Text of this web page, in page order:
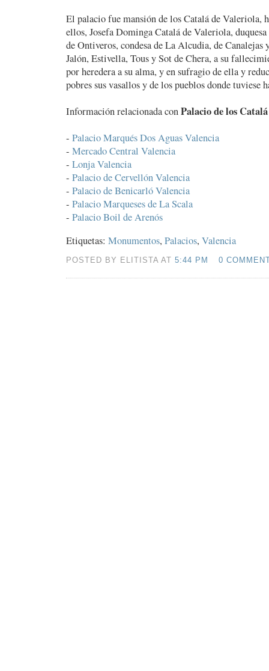
El palacio fue mansión de los Catalá de Valeriola,
ellos, Josefa Dominga Catalá de Valeriola,
de Ontiveros, condesa de La Alcudia, de Canalejas
Jalón, Estivella, Tous y Sot de Chera, a su
por heredera a su alma, y en sufragio de ella y
pobres sus vasallos y de los pueblos donde tuviese
Información relacionada conPalacio de los
- Palacio Marqués Dos Aguas Valencia
- Mercado Central Valencia
- Lonja Valencia
- Palacio de Cervellón Valencia
- Palacio de Benicarló Valencia
- Palacio Marqueses de La Scala
- Palacio Boil de Arenós
Etiquetas: Monumentos, Palacios, Valencia
POSTED BY ELITISTA AT5:44 PM 0